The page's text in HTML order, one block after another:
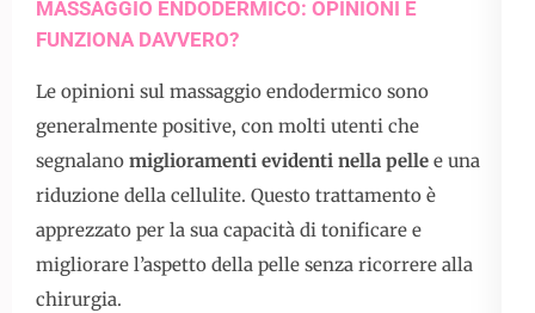
MASSAGGIO ENDODERMICO: OPINIONI E
FUNZIONA DAVVERO?
Le opinioni sul massaggio endodermico sono
generalmente positive, con molti utenti che
segnalano miglioramenti evidenti nella pelle e una
riduzione della cellulite. Questo trattamento è
apprezzato per la sua capacità di tonificare e
migliorare l’aspetto della pelle senza ricorrere alla
chirurgia.